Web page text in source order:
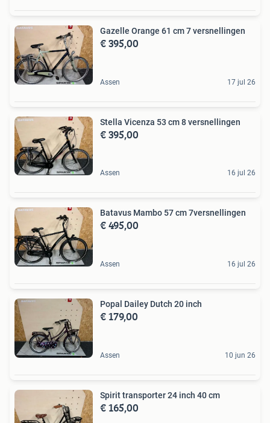
Gazelle Orange 61 cm 7 versnellingen
€ 395,00
Assen 17 jul 26
Stella Vicenza 53 cm 8 versnellingen
€ 395,00
Assen 16 jul 26
Batavus Mambo 57 cm 7versnellingen
€ 495,00
Assen 16 jul 26
Popal Dailey Dutch 20 inch
€ 179,00
Assen 10 jun 26
Spirit transporter 24 inch 40 cm
€ 165,00